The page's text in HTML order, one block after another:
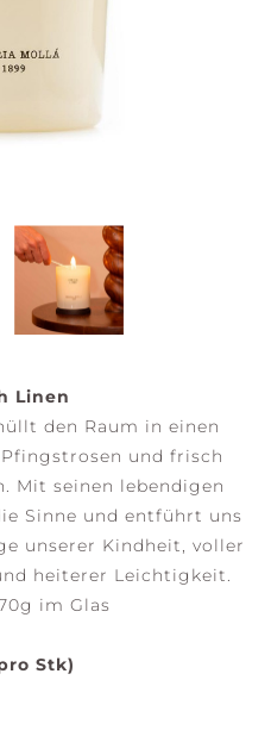
Linen
den Raum in einen
und frisch
Mit seinen lebendigen
Sinne und entführt uns
unserer Kindheit, voller
heiterer Leichtigkeit.
im Glas
Stk)